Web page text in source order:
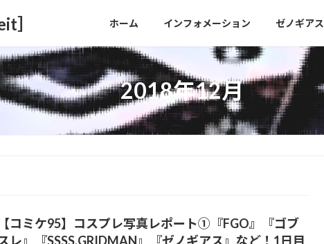
］ ホーム インフォメーション ゼノギアス
2018年12月
【コミケ95】コスプレ写真レポート①『FGO』『ゴブ
レ』『SSSS.GRIDMAN』『ゼノギアス』など！1日目